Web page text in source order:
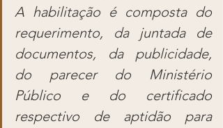
A habilitação é composta do
requerimento, da juntada de
documentos, da publicidade,
do parecer do Ministério
Público e do certificado
respectivo de aptidão para